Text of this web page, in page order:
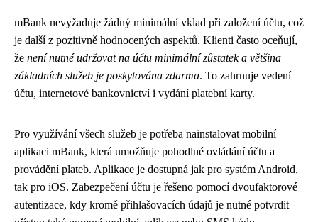
mBank nevyžaduje žádný minimální vklad při založení účtu, což
je další z pozitivně hodnocených aspektů. Klienti často oceňují,
že není nutné udržovat na účtu minimální zůstatek a většina
základních služeb je poskytována zdarma. To zahrnuje vedení
účtu, internetové bankovnictví i vydání platební karty.
Pro využívání všech služeb je potřeba nainstalovat mobilní
aplikaci mBank, která umožňuje pohodlné ovládání účtu a
provádění plateb. Aplikace je dostupná jak pro systém Android,
tak pro iOS. Zabezpečení účtu je řešeno pomocí dvoufaktorové
autentizace, kdy kromě přihlašovacích údajů je nutné potvrdit